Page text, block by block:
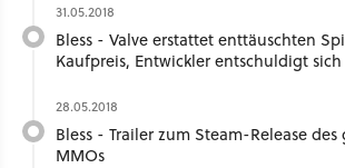
31.05.2018
Bless - Valve erstattet enttäuschten
Kaufpreis, Entwickler entschuldigt sich
28.05.2018
Bless - Trailer zum Steam-Release
MMOs